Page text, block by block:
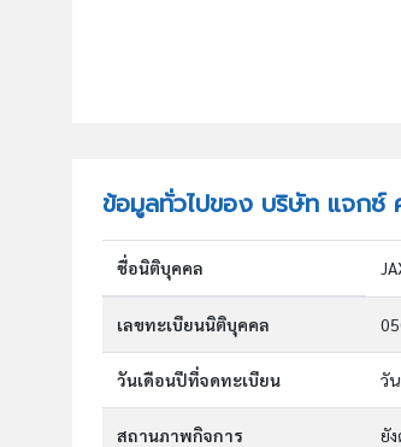
ข้อมูลทั่วไปของ บริษัท แจกซ์
ชื่อนิติบุคคล
เลขทะเบียนนิติบุคคล
วันเดือนปีที่จดทะเบียน วั
สถานภาพกิจการ ยั